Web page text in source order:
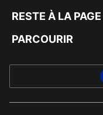
RESTE À LA PAGE
PARCOURIR